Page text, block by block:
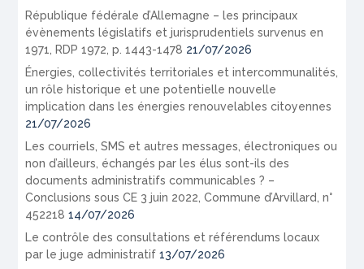
République fédérale d’Allemagne – les principaux
évènements législatifs et jurisprudentiels survenus en
1971, RDP 1972, p. 1443-1478 21/07/2026
Énergies, collectivités territoriales et intercommunalités,
un rôle historique et une potentielle nouvelle
implication dans les énergies renouvelables citoyennes
21/07/2026
Les courriels, SMS et autres messages, électroniques ou
non d’ailleurs, échangés par les élus sont-ils des
documents administratifs communicables ? –
Conclusions sous CE 3 juin 2022, Commune d’Arvillard, n°
452218 14/07/2026
Le contrôle des consultations et référendums locaux
par le juge administratif 13/07/2026